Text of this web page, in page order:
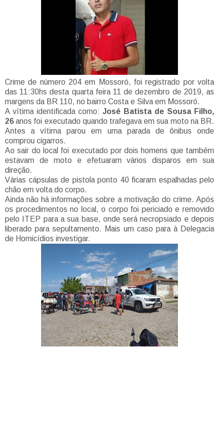
Crime de número 204 em Mossoró, foi registrado por volta
das 11:30hs desta quarta feira 11 de dezembro de 2019, as
margens da BR 110, no bairro Costa e Silva em Mossoró.
A vítima identificada como: José Batista de Sousa Filho,
26 anos foi executado quando trafegava em sua moto na BR.
Antes a vítima parou em uma parada de ônibus onde
comprou cigarros.
Ao sair do local foi executado por dois homens que também
estavam de moto e efetuaram vários disparos em sua
direção.
Várias cápsulas de pistola ponto 40 ficaram espalhadas pelo
chão em volta do corpo.
Ainda não há informações sobre a motivação do crime. Após
os procedimentos no local, o corpo foi periciado e removido
pelo ITEP para a sua base, onde será necropsiado e depois
liberado para sepultamento. Mais um caso para à Delegacia
de Homicídios investigar.